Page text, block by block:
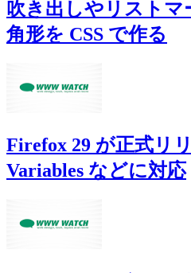
吹き出しやリストマ
角形を CSS で作る
Firefox 29 が正式リ
Variables などに対応